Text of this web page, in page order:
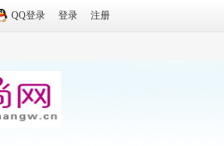
QQ登录 登录 注册